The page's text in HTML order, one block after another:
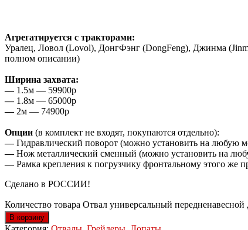
Агрегатируется с тракторами:
Уралец, Ловол (Lovol), ДонгФэнг (DongFeng), Джинма
полном описании)
Ширина захвата:
— 1.5м — 59900р
— 1.8м — 65000р
— 2м — 74900р
Опции (в комплект не входят, покупаются отдельно):
—Гидравлический поворот (можно установить на любую
—Нож металлический сменный (можно установить на
—Рамка крепления к погрузчику фронтальному этого же
Сделано в РОССИИ!
Количество товара Отвал универсальный передненавесной
В корзину